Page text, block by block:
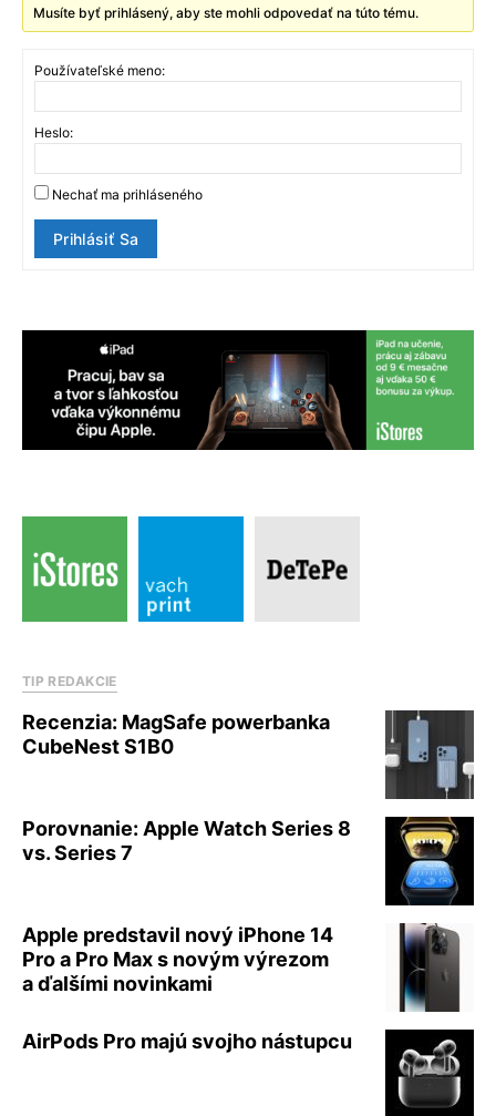
Musíte byť prihlásený, aby ste mohli odpovedať na túto tému.
Používateľské meno:
Heslo:
Nechať ma prihláseného
Prihlásiť Sa
TIP REDAKCIE
Recenzia: MagSafe powerbanka
CubeNest S1B0
Porovnanie: Apple Watch Series 8
vs. Series 7
Apple predstavil nový iPhone 14
Pro a Pro Max s novým výrezom
a ďalšími novinkami
AirPods Pro majú svojho nástupcu